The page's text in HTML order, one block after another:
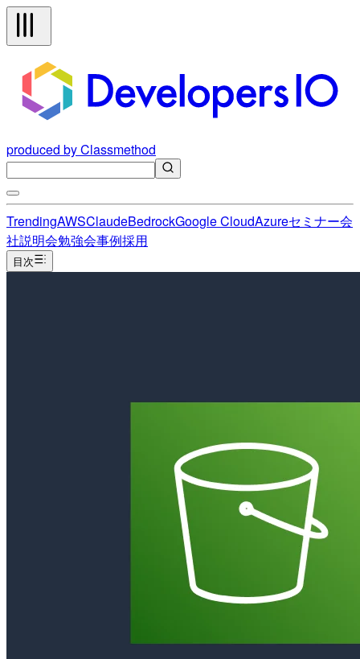
produced by Classmethod
TrendingAWSClaudeBedrockGoogle CloudAzureセミナー会
社説明会勉強会事例採用
目次